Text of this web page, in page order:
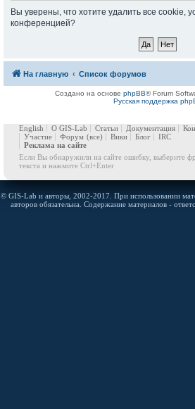
Вы уверены, что хотите удалить все cookie,
конференцией?
На главную Список форумов
Создано на основе phpBB® Forum
Русская поддержка
English О GIS-Lab Статьи Документация
Участие
Форум (все) Вики Блог
IRC
Реклама на сайте
Если Вы обнаружили на сайте ошибку, выберите
текста и нажмите Ctrl+Enter
© GIS-Lab и авторы, 2002-2017. При использовании
авторов обязательна. Содержание материалов -